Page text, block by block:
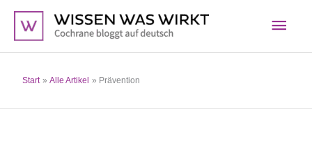
Inhalt
springen
Start Alle Artikel Prävention